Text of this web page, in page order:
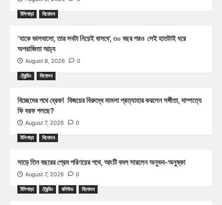
টলিপাড়া বিনোদন
‘যাকে ভালবাসো, তার সবটা নিয়েই বাসবে’, ৩০ বছর পরও সেই হাতটাই ধরে
অপরাজিতা আঢ্য
August 8, 2026 0
ট্রেন্ডিং বিনোদন
বিচ্ছেদের পথে ব্রেক! বিজয়ের বিরুদ্ধে মামলা প্রত্যাহার করলেন সঙ্গীতা, দাম্পত্যে
কি বরফ গলছে?
August 7, 2026 0
টলিপাড়া বিনোদন
সাড়ে তিন বছরের প্রেম পরিণয়ের পথে, আংটি বদল সারলেন অনুভব-অনুষ্কা
August 7, 2026 0
টলিপাড়া ট্রেন্ডিং বলিউড বিনোদন